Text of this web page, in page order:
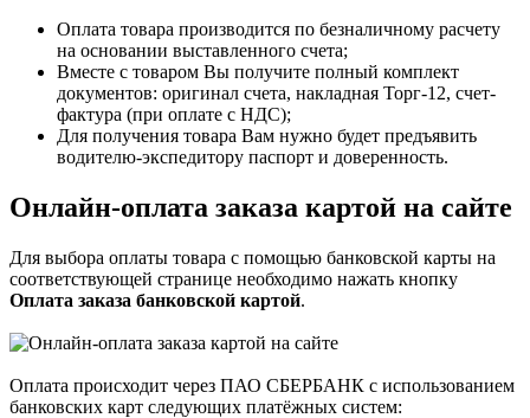
Оплата товара производится по безналичному расчету
на основании выставленного счета;
Вместе с товаром Вы получите полный комплект
документов: оригинал счета, накладная Торг-12, счет-
фактура (при оплате с НДС);
Для получения товара Вам нужно будет предъявить
водителю-экспедитору паспорт и доверенность.
Онлайн-оплата заказа картой на сайте
Для выбора оплаты товара с помощью банковской карты на
соответствующей странице необходимо нажать кнопку
Оплата заказа банковской картой.
Оплата происходит через ПАО СБЕРБАНК с использованием
банковских карт следующих платёжных систем: